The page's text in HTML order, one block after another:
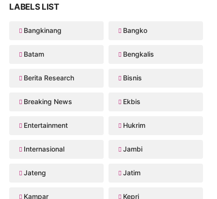
LABELS LIST
Bangkinang Bangko
Batam Bengkalis
Berita Research Bisnis
Breaking News Ekbis
Entertainment Hukrim
Internasional Jambi
Jateng Jatim
Kampar Kepri